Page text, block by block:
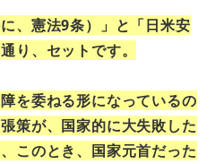
、憲法9条）」と「日米安
り、セットです。
を委ねる形になっているの
策が、国家的に大失敗した
このとき、国家元首だった